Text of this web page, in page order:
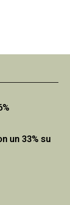
un 33% su